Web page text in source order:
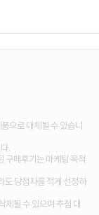
으로 대체될 수 있습니
.
구매후기는 마케팅 목적
도 당첨자를 적게 선정하
제될 수 있으며 추첨 대